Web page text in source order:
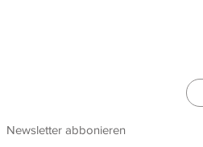
Newsletter abbonieren